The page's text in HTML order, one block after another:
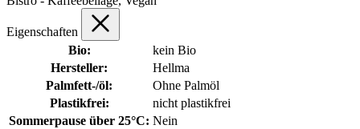
Eigenschaften
Bio:
kein Bio
Hersteller:
Hellma
Palmfett-/öl:
Ohne Palmöl
Plastikfrei:
nicht plastikfrei
Sommerpause über 25°C: Nein